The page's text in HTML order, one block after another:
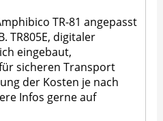
TR-81 angepasst
TR805E, digitaler
eingebaut,
sicheren Transport
der Kosten je nach
Infos gerne auf